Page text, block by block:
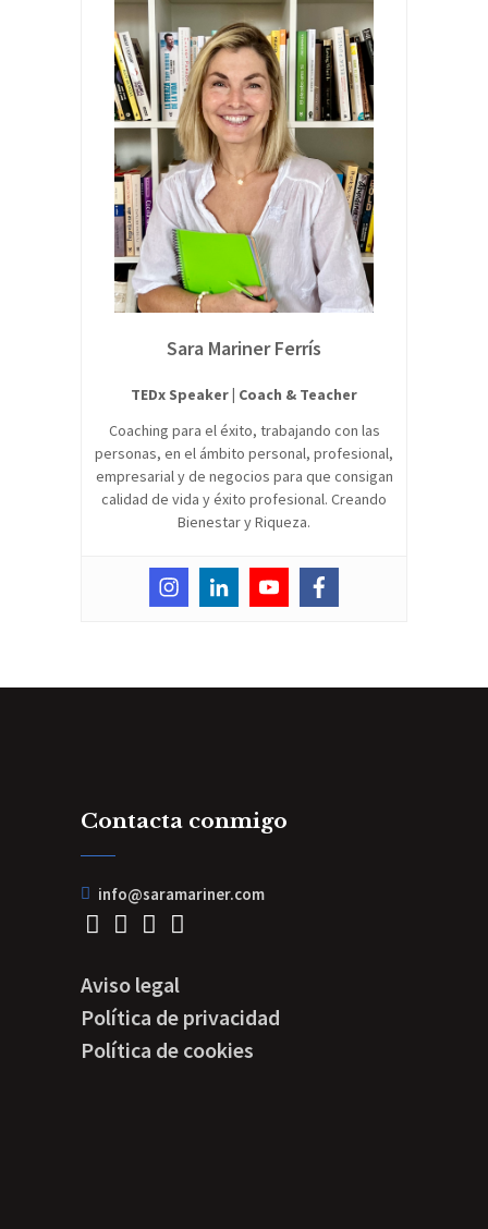
Sara Mariner Ferrís
TEDx Speaker | Coach & Teacher
Coaching para el éxito, trabajando con las
personas, en el ámbito personal, profesional,
empresarial y de negocios para que consigan
calidad de vida y éxito profesional. Creando
Bienestar y Riqueza.
Contacta conmigo
info@saramariner.com
Aviso legal
Política de privacidad
Política de cookies